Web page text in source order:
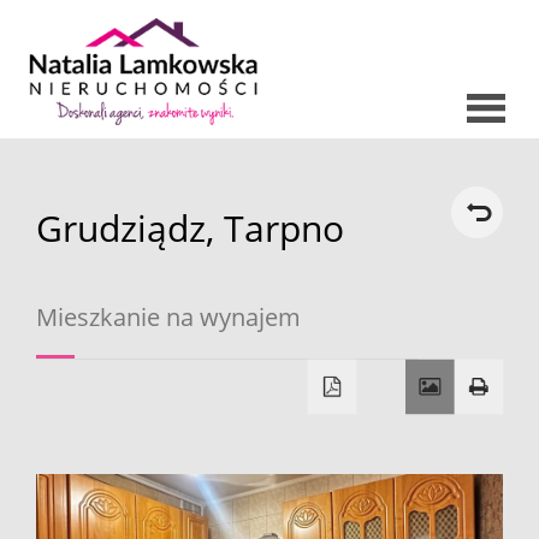
główna
O nas
Domy
Lokale
Grudziądz, Tarpno
Mieszkanie na wynajem